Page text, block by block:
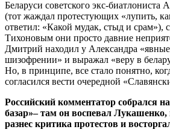
Беларуси советского экс-биатлониста
(тот жаждал протестующих «лупить,
ответил: «Какой мудак, стыд и срам»),
Тихоновым они просто давние
Дмитрий находил у Александра
шизофрении» и выражал «веру в
Но, в принципе, все стало понятно,
согласился вести очередной
Российский комментатор собрался
базар»– там он воспевал
разнес критика протестов и